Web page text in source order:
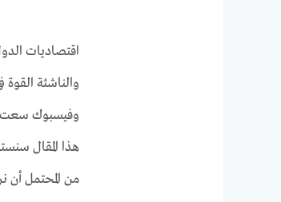
اقتصاديات
والناشئة
وفيسبوك سعت
من المحتمل أن